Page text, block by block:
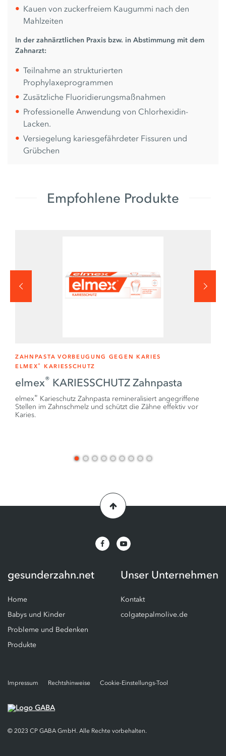
Kauen von zuckerfreiem Kaugummi nach den
Mahlzeiten
In der zahnärztlichen Praxis bzw. in Abstimmung mit dem
Zahnarzt:
Teilnahme an strukturierten
Prophylaxeprogrammen
Zusätzliche Fluoridierungsmaßnahmen
Professionelle Anwendung von Chlorhexidin-
Lacken.
Versiegelung kariesgefährdeter Fissuren und
Grübchen
Empfohlene Produkte
elmex® KARIESSCHUTZ Zahnpasta
ZAHNPASTA VORBEUGUNG GEGEN KARIES
ELMEX® KARIESSCHUTZ
elmex® Karieschutz Zahnpasta remineralisiert angegriffene
Stellen im Zahnschmelz und schützt die Zähne effektiv vor
Karies.
gesunderzahn.net
Home
Babys und Kinder
Probleme und Bedenken
Produkte
Unser Unternehmen
Kontakt
colgatepalmolive.de
© 2023 CP GABA GmbH. Alle Rechte vorbehalten.
Impressum Rechtshinweise Cookie-Einstellungs-Tool